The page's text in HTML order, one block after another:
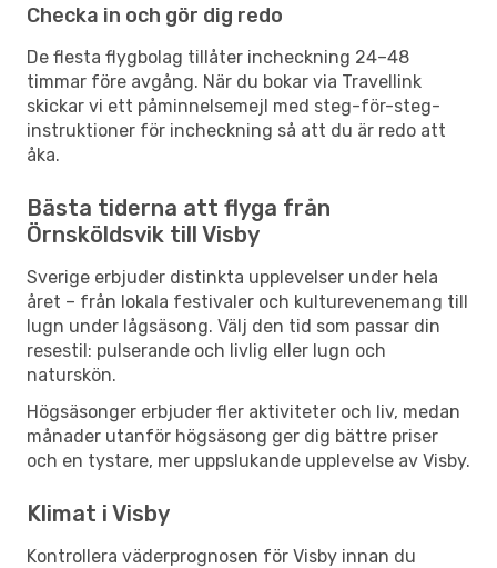
Checka in och gör dig redo
De flesta flygbolag tillåter incheckning 24–48
timmar före avgång. När du bokar via Travellink
skickar vi ett påminnelsemejl med steg-för-steg-
instruktioner för incheckning så att du är redo att
åka.
Bästa tiderna att flyga från
Örnsköldsvik till Visby
Sverige erbjuder distinkta upplevelser under hela
året – från lokala festivaler och kulturevenemang till
lugn under lågsäsong. Välj den tid som passar din
resestil: pulserande och livlig eller lugn och
naturskön.
Högsäsonger erbjuder fler aktiviteter och liv, medan
månader utanför högsäsong ger dig bättre priser
och en tystare, mer uppslukande upplevelse av Visby.
Klimat i Visby
Kontrollera väderprognosen för Visby innan du